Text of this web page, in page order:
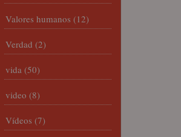
Valores humanos (12)
Verdad (2)
vida (50)
video (8)
Vídeos (7)